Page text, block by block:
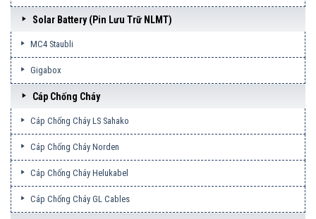
Solar Battery (pin Lưu Trữ NLMT)
MC4 Staubli
Gigabox
Cáp Chống Cháy
Cáp Chống Cháy LS Sahako
Cáp Chống Cháy Norden
Cáp Chống Cháy Helukabel
Cáp Chống Cháy GL Cables